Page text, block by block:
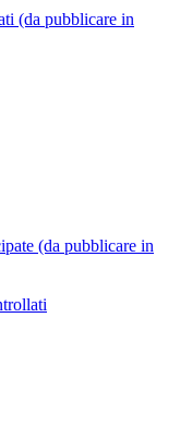
(da pubblicare in
(da pubblicare in